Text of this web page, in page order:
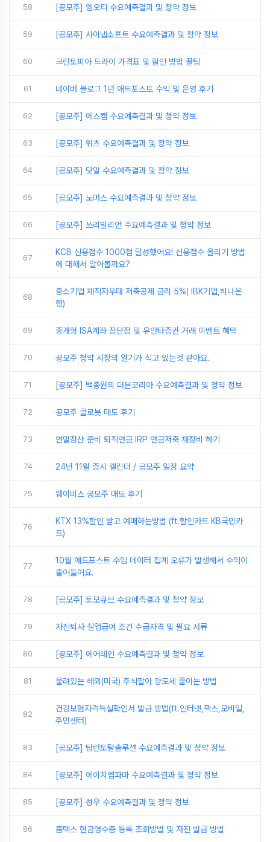
58 [공모주] 엠오티 수요예측결과 및 청약 정보
59 [공모주] 사이냅소프트 수요예측결과 및 청약 정보
60 크린토피아 드라이 가격표 및 할인 방법 꿀팁
61 네이버 블로그 1년 애드포스트 수익 및 운영 후기
62 [공모주] 에스켐 수요예측결과 및 청약 정보
63 [공모주] 위츠 수요예측결과 및 청약 정보
64 [공모주] 닷밀 수요예측결과 및 청약 정보
65 [공모주] 노머스 수요예측결과 및 청약 정보
66 [공모주] 쓰리빌리언 수요예측결과 및 청약 정보
67
KCB 신용점수 1000점 달성했어요! 신용점수 올리기 방법
에 대해서 알아볼까요?
68
중소기업 재직자우대 저축공제 금리 5%( IBK기업,하나은
행)
69 중개형 ISA계좌 장단점 및 유안타증권 거래 이벤트 혜택
70 공모주 청약 시장의 열기가 식고 있는것 같아요.
71 [공모주] 백종원의 더본코리아 수요예측결과 및 청약 정보
72 공모주 클로봇 매도 후기
73 연말정산 준비 퇴직연금 IRP 연금저축 재정비 하기
74 24년 11월 증시 캘린더 / 공모주 일정 요약
75 웨이비스 공모주 매도 후기
76
KTX 13%할인 받고 예매하는방법 (ft.할인카드 KB국민카
드)
77
10월 애드포스트 수입 데이터 집계 오류가 발생해서 수익이
줄어들어요.
78 [공모주] 토모큐브 수요예측결과 및 청약 정보
79 자진퇴사 실업급여 조건 수급자격 및 필요 서류
80 [공모주] 에어레인 수요예측결과 및 청약 정보
81 물려있는 해외(미국) 주식팔아 양도세 줄이는 방법
82
건강보험자격득실확인서 발급 방법(ft.인터넷,팩스,모바일,
주민센터)
83 [공모주] 탑런토탈솔루션 수요예측결과 및 청약 정보
84 [공모주] 에이치엠파마 수요예측결과 및 청약 정보
85 [공모주] 성우 수요예측결과 및 청약 정보
86 홈택스 현금영수증 등록 조회방법 및 자진 발급 방법